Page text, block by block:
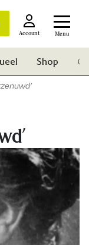
Account Menu
Shop